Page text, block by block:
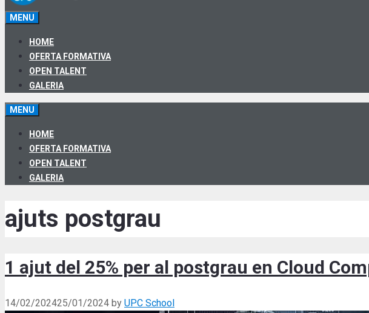
MENU
HOME
OFERTA FORMATIVA
OPEN TALENT
GALERIA
MENU
HOME
OFERTA FORMATIVA
OPEN TALENT
GALERIA
ajuts postgrau
1 ajut del 25% per al postgrau en Cloud
14/02/202425/01/2024 by UPC School